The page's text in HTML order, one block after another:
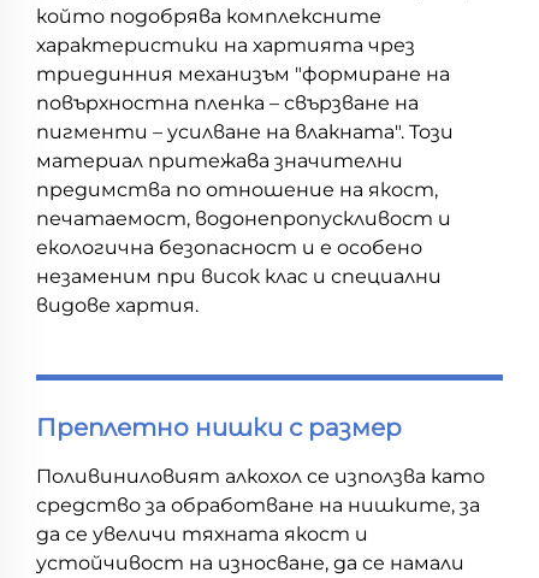
който подобрява комплексните
характеристики на хартията чрез
триединния механизъм "формиране на
повърхностна пленка – свързване на
пигменти – усилване на влакната". Този
материал притежава значителни
предимства по отношение на якост,
печатаемост, водонепропускливост и
екологична безопасност и е особено
незаменим при висок клас и специални
видове хартия.
Преплетно нишки с размер
Поливиниловият алкохол се използва като
средство за обработване на нишките, за
да се увеличи тяхната якост и
устойчивост на износване, да се намали